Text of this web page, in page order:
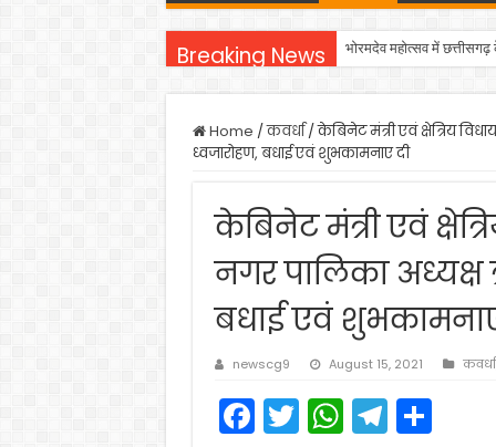
Breaking News भोरमदेव महोत्सव में
Home /कवर्धा/केबिनेट मंत्री एवं क्षेत्रिय
ध्वजारोहण, बधाई एवं शुभकामनाए दी
केबिनेट मंत्री एवं
नगर पालिका अध्यक्ष
बधाई एवं
newscg9 August 15, 2021 कवर्धा
F T W T S